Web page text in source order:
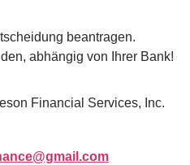
beantragen.
abhängig von Ihrer Bank!
Financial Services, Inc.